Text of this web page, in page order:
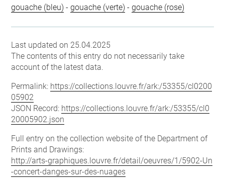
gouache (bleu) -gouache (verte) -gouache (rose)
Last updated on 25.04.2025
The contents of this entry do not necessarily take
account of the latest data.
Permalink: https://collections.louvre.fr/ark:/53355/cl0200
05902
JSON Record: https://collections.louvre.fr/ark:/53355/cl0
20005902.json
Full entry on the collection website of the Department of
Prints and Drawings:
http://arts-graphiques.louvre.fr/detail/oeuvres/1/5902-Un
-concert-danges-sur-des-nuages